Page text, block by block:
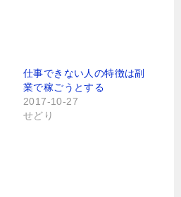
仕事できない人の特徴は副
業で稼ごうとする
2017-10-27
せどり